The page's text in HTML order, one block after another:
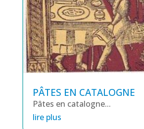
PÂTES EN CATALOGNE
Pâtes en catalogne...
lire plus